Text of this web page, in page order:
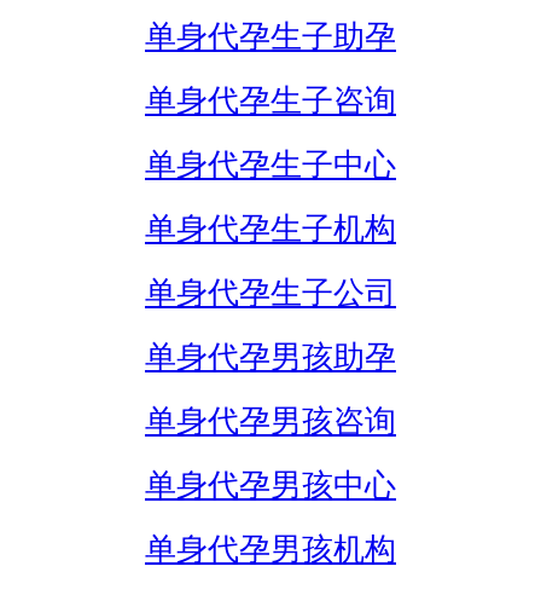
单身代孕生子助孕
单身代孕生子咨询
单身代孕生子中心
单身代孕生子机构
单身代孕生子公司
单身代孕男孩助孕
单身代孕男孩咨询
单身代孕男孩中心
单身代孕男孩机构